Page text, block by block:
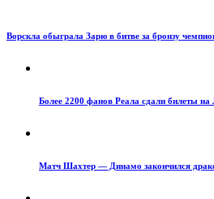
Ворскла обыграла Зарю в битве за бронзу
Более 2200 фанов Реала сдали билеты
Матч Шахтер — Динамо закончился